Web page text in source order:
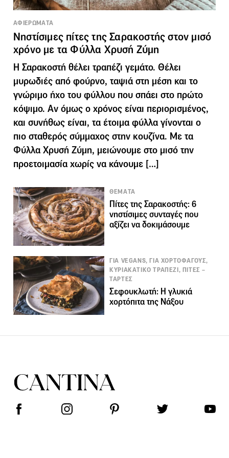
ΑΦΙΕΡΩΜΑΤΑ
Νηστίσιμες πίτες της Σαρακοστής στον μισό
χρόνο με τα Φύλλα Χρυσή Ζύμη
Η Σαρακοστή θέλει τραπέζι γεμάτο. Θέλει
μυρωδιές από φούρνο, ταψιά στη μέση και το
γνώριμο ήχο του φύλλου που σπάει στο πρώτο
κόψιμο. Αν όμως ο χρόνος είναι περιορισμένος,
και συνήθως είναι, τα έτοιμα φύλλα γίνονται ο
πιο σταθερός σύμμαχος στην κουζίνα. Με τα
Φύλλα Χρυσή Ζύμη, μειώνουμε στο μισό την
προετοιμασία χωρίς να κάνουμε […]
ΘΕΜΑΤΑ
Πίτες της Σαρακοστής: 6
νηστίσιμες συνταγές που
αξίζει να δοκιμάσουμε
ΓΙΑ VEGANS, ΓΙΑ ΧΟΡΤΟΦΑΓΟΥΣ,
ΚΥΡΙΑΚΑΤΙΚΟ ΤΡΑΠΕΖΙ, ΠΙΤΕΣ –
ΤΑΡΤΕΣ
Σεφουκλωτή: Η γλυκιά
χορτόπιτα της Νάξου